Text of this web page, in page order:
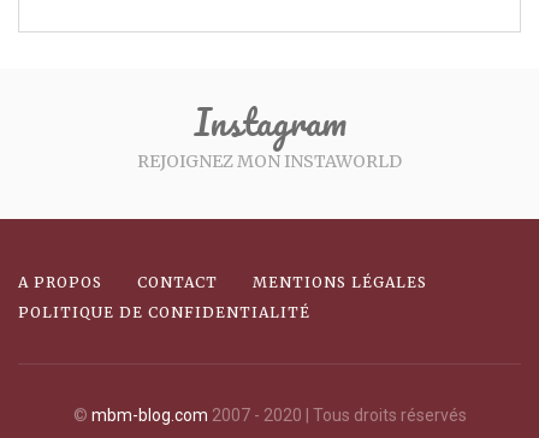
Instagram
REJOIGNEZ MON INSTAWORLD
A PROPOS CONTACT
MENTIONS LÉGALES
POLITIQUE DE CONFIDENTIALITÉ
© mbm-blog.com 2007 - 2020 | Tous droits réservés